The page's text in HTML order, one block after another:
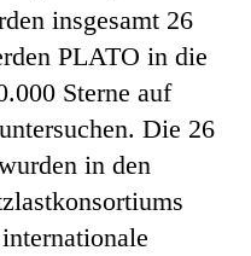
insgesamt 26
PLATO in die
Sterne auf
Die 26
in den